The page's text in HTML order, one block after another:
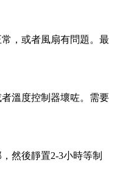
，或者風扇有問題。最
溫度控制器壞咗。需要
然後靜置2-3小時等制